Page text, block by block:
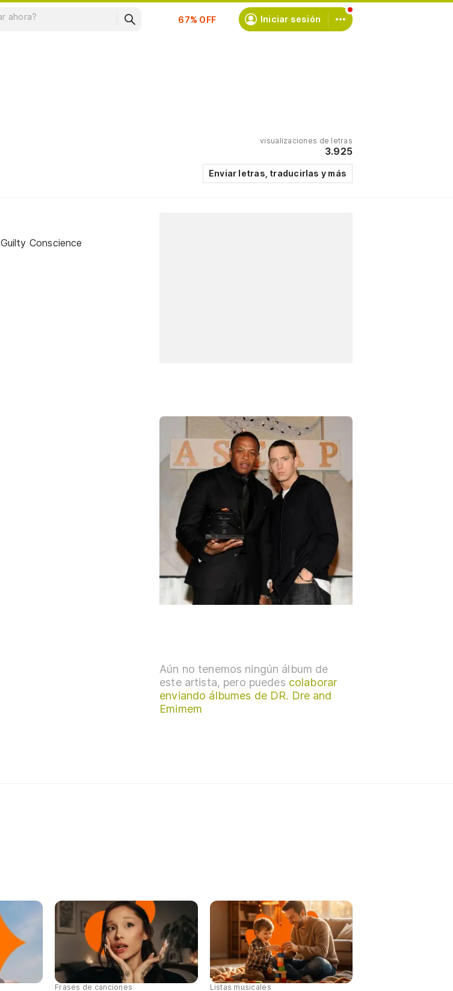
Suscríbete
Iniciar sesión
visualizaciones de letras
3.925
Enviar letras, traducirlas y más
Guilty Conscience
Aún no tenemos ningún álbum de
este artista, pero puedes colaborar
enviando álbumes de DR. Dre and
Emimem
Frases de canciones Listas musicales